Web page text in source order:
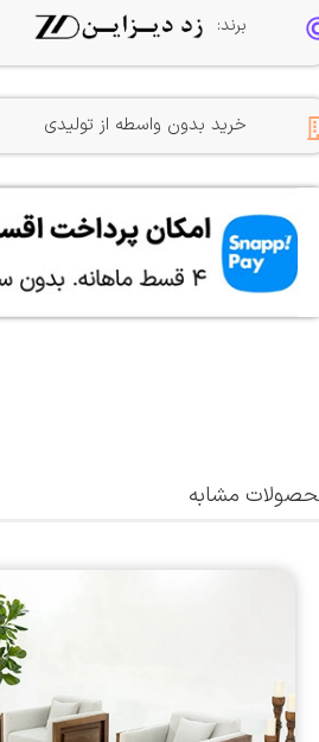
برند:
خرید بدون واسطه از تولیدی
مشابه